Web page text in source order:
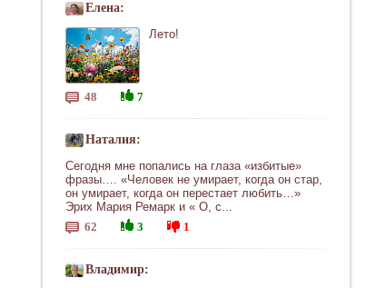
Елена:
Лето!
48 7
Наталия:
Сегодня мне попались на глаза «избитые»
фразы…. «Человек не умирает, когда он стар,
он умирает, когда он перестает любить…»
Эрих Мария Ремарк и « О, с...
62
3 1
Владимир: